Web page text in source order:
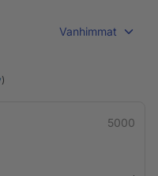
Vanhimmat
)
5000